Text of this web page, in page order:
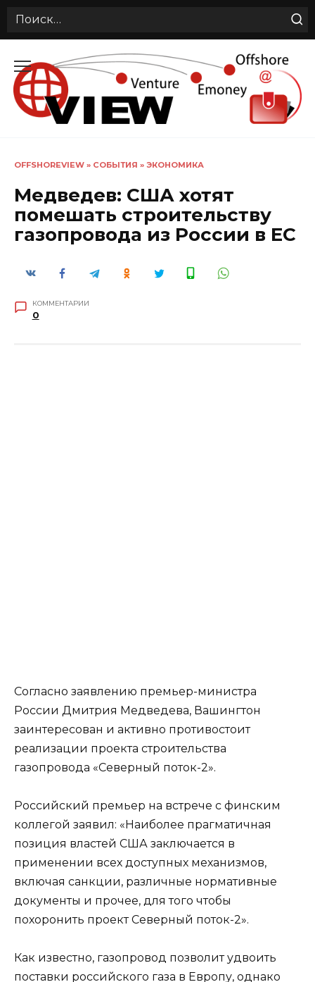
Search
содержанию
OFFSHOREVIEW » СОБЫТИЯ » ЭКОНОМИКА
Медведев: США хотят
помешать строительству
газопровода из России в ЕС
КОММЕНТАРИИ
0
Согласно заявлению премьер-министра
России Дмитрия Медведева, Вашингтон
заинтересован и активно противостоит
реализации проекта строительства
газопровода «Северный поток-2».
Российский премьер на встрече с финским
коллегой заявил: «Наиболее прагматичная
позиция властей США заключается в
применении всех доступных механизмов,
включая санкции, различные нормативные
документы и прочее, для того чтобы
похоронить проект Северный поток-2».
Как известно, газопровод позволит удвоить
поставки российского газа в Европу, однако